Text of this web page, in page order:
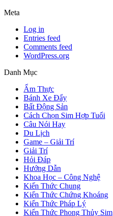
Meta
Log in
Entries feed
Comments feed
WordPress.org
Danh Mục
Ẩm Thực
Bánh Xe Đẩy
Bất Động Sản
Cách Chọn Sim Hợp Tuổi
Câu Nói Hay
Du Lịch
Game – Giải Trí
Giải Trí
Hỏi Đáp
Hướng Dẫn
Khoa Học – Công Nghệ
Kiến Thức Chung
Kiến Thức Chứng Khoáng
Kiến Thức Pháp Lý
Kiến Thức Phong Thủy Sim